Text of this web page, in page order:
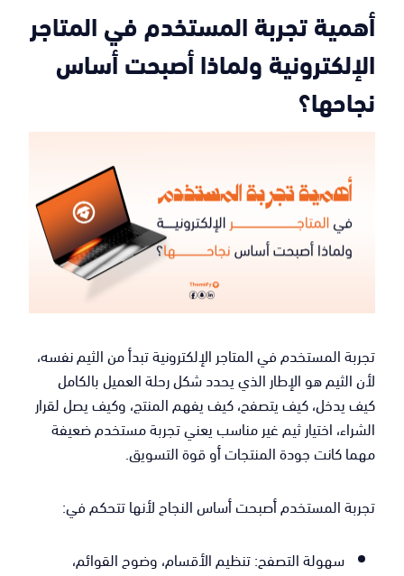
أهمية تجربة المستخدم في المتاجر
الإلكترونية ولماذا أصبحت أساس
نجاحها؟
تجربة المستخدم في المتاجر الإلكترونية تبدأ من الثيم نفسه،
لأن الثيم هو الإطار الذي يحدد شكل رحلة العميل بالكامل
كيف يدخل، كيف يتصفح، كيف يفهم المنتج، وكيف يصل لقرار
الشراء، اختيار ثيم غير مناسب يعني تجربة مستخدم ضعيفة
مهما كانت جودة المنتجات أو قوة التسويق.
تجربة المستخدم أصبحت أساس النجاح لأنها تتحكم في:
سهولة التصفح: تنظيم الأقسام، وضوح القوائم،